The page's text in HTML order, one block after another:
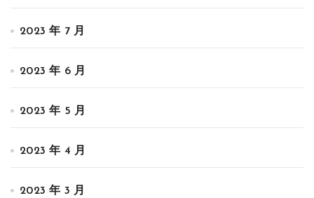
2023 年 7 月
2023 年 6 月
2023 年 5 月
2023 年 4 月
2023 年 3 月